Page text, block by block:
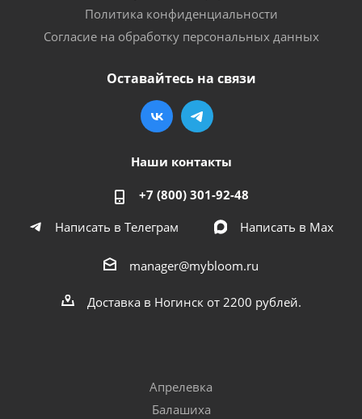
Политика конфиденциальности
Согласие на обработку персональных данных
Оставайтесь на связи
Наши контакты
+7 (800) 301-92-48
Написать в Телеграм
Написать в Мах
manager@mybloom.ru
Доставка в Ногинск от 2200 рублей.
Апрелевка
Балашиха